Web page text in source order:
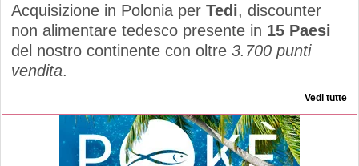
Acquisizione in Polonia per Tedi, discounter
non alimentare tedesco presente in 15 Paesi
del nostro continente con oltre 3.700 punti
vendita.
Vedi tutte